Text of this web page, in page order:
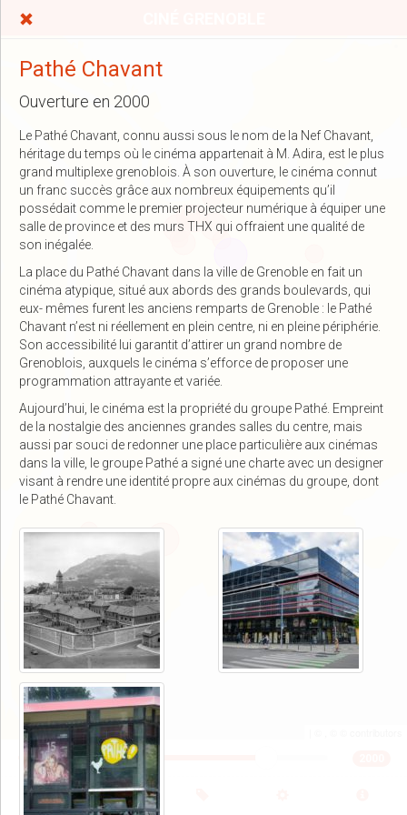
Pathé Chavant
Ouverture en 2000
Le Pathé Chavant, connu aussi sous le nom de la Nef Chavant,
héritage du temps où le cinéma appartenait à M. Adira, est le plus
grand multiplexe grenoblois. À son ouverture, le cinéma connut
un franc succès grâce aux nombreux équipements qu’il
possédait comme le premier projecteur numérique à équiper une
salle de province et des murs THX qui offraient une qualité de
son inégalée.
La place du Pathé Chavant dans la ville de Grenoble en fait un
cinéma atypique, situé aux abords des grands boulevards, qui
eux- mêmes furent les anciens remparts de Grenoble : le Pathé
Chavant n’est ni réellement en plein centre, ni en pleine périphérie.
Son accessibilité lui garantit d’attirer un grand nombre de
Grenoblois, auxquels le cinéma s’efforce de proposer une
programmation attrayante et variée.
Aujourd’hui, le cinéma est la propriété du groupe Pathé. Empreint
de la nostalgie des anciennes grandes salles du centre, mais
aussi par souci de redonner une place particulière aux cinémas
dans la ville, le groupe Pathé a signé une charte avec un designer
visant à rendre une identité propre aux cinémas du groupe, dont
le Pathé Chavant.